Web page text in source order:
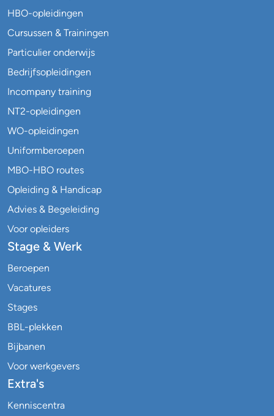
HBO-opleidingen
Cursussen & Trainingen
Particulier onderwijs
Bedrijfsopleidingen
Incompany training
NT2-opleidingen
WO-opleidingen
Uniformberoepen
MBO-HBO routes
Opleiding & Handicap
Advies & Begeleiding
Voor opleiders
Stage & Werk
Beroepen
Vacatures
Stages
BBL-plekken
Bijbanen
Voor werkgevers
Extra's
Kenniscentra